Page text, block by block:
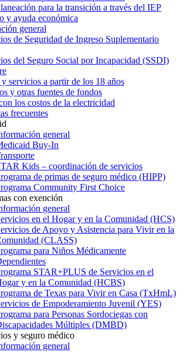
para la transición a través del IEP
y ayuda económica
general
de Seguridad de Ingreso Suplementario
del Seguro Social por Incapacidad (SSDI)
servicios a partir de los 18 años
y otras fuentes de fondos
los costos de la electricidad
frecuentes
general
Buy-In
Kids – coordinación de servicios
de primas de seguro médico (HIPP)
Community First Choice
con exención
general
en el Hogar y en la Comunidad (HCS)
de Apoyo y Asistencia para Vivir en la
(CLASS)
para Niños Médicamente
STAR+PLUS de Servicios en el
y en la Comunidad (HCBS)
de Texas para Vivir en Casa (TxHmL)
de Empoderamiento Juvenil (YES)
para Personas Sordociegas con
Múltiples (DMBD)
y seguro médico
general